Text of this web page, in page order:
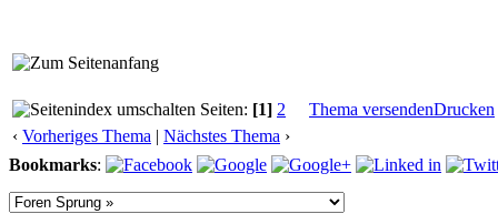
Seiten: [1] 2 Thema versendenDrucken
‹ Vorheriges Thema | Nächstes Thema ›
Bookmarks: